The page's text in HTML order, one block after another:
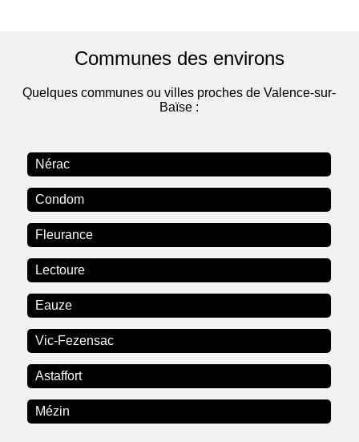
Communes des environs
Quelques communes ou villes proches de Valence-sur-
Baïse :
Nérac
Condom
Fleurance
Lectoure
Eauze
Vic-Fezensac
Astaffort
Mézin